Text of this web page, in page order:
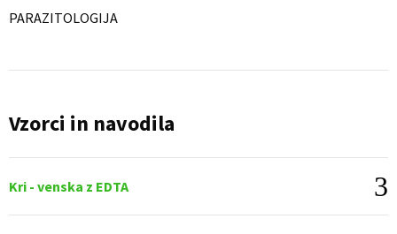
PARAZITOLOGIJA
Vzorci in navodila
Kri - venska z EDTA